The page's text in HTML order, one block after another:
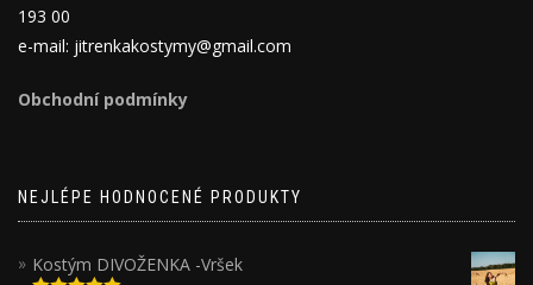
193 00
e-mail: jitrenkakostymy@gmail.com
Obchodní podmínky
NEJLÉPE HODNOCENÉ PRODUKTY
Kostým DIVOŽENKA -Vršek